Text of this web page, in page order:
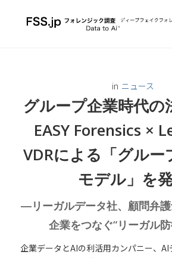
in ニュース
グループ企業時代の
EASY Forensics ×
VDRによる「グルー
モデル」を
―リーガルデータ社、顧問弁
企業をつなぐ“リーガル
企業データとAIの利活用カンパニー、